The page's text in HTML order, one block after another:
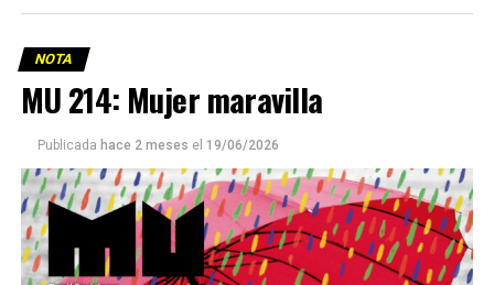
Este número 215 de MU ☝️viene con doble tapa, que
podría ser una frase:
Sin chamuyo, a remarla.
NOTA
MU 214: Mujer maravilla
Publicada hace 2 meses el 19/06/2026